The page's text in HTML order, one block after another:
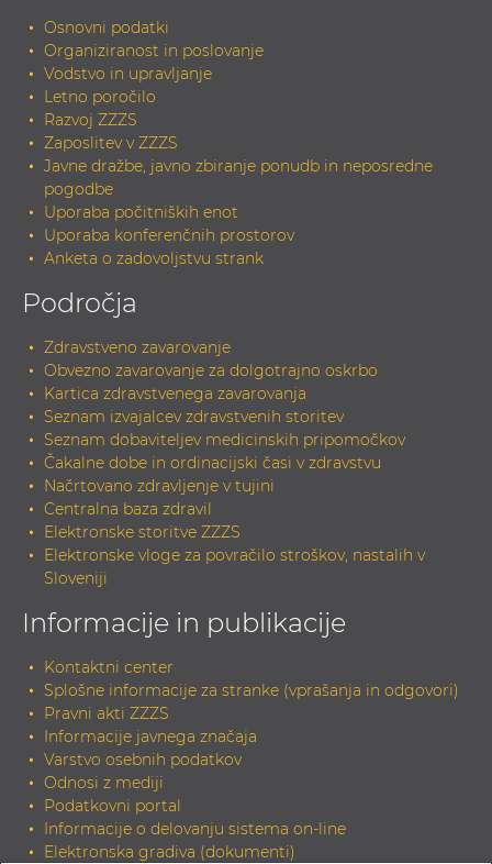
Osnovni podatki
Organiziranost in poslovanje
Vodstvo in upravljanje
Letno poročilo
Razvoj ZZZS
Zaposlitev v ZZZS
Javne dražbe, javno zbiranje ponudb in neposredne
pogodbe
Uporaba počitniških enot
Uporaba konferenčnih prostorov
Anketa o zadovoljstvu strank
Področja
Zdravstveno zavarovanje
Obvezno zavarovanje za dolgotrajno oskrbo
Kartica zdravstvenega zavarovanja
Seznam izvajalcev zdravstvenih storitev
Seznam dobaviteljev medicinskih pripomočkov
Čakalne dobe in ordinacijski časi v zdravstvu
Načrtovano zdravljenje v tujini
Centralna baza zdravil
Elektronske storitve ZZZS
Elektronske vloge za povračilo stroškov, nastalih v
Sloveniji
Informacije in publikacije
Kontaktni center
Splošne informacije za stranke (vprašanja in odgovori)
Pravni akti ZZZS
Informacije javnega značaja
Varstvo osebnih podatkov
Odnosi z mediji
Podatkovni portal
Informacije o delovanju sistema on-line
Elektronska gradiva (dokumenti)